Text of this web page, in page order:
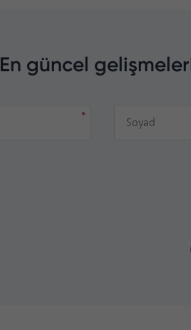
En güncel